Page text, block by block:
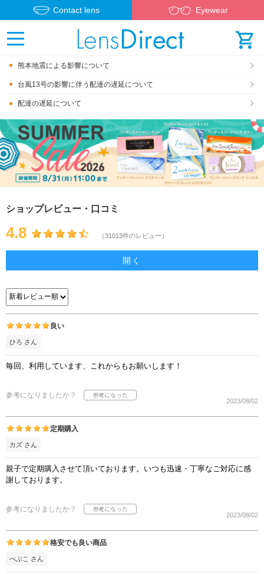
Contact lens Eyewear
熊本地震による影響について
台風13号の影響に伴う配達の遅延について
配達の遅延について
ショップレビュー・口コミ
4.8 （31013件のレビュー）
開く
良い
ひろ さん
毎回、利用しています、これからもお願いします！
参考になりましたか？
2023/08/02
定期購入
カズ さん
親子で定期購入させて頂いております。いつも迅速・丁寧なご対応に感
謝しております。
参考になりましたか？
2023/08/02
格安でも良い商品
べぶこ さん